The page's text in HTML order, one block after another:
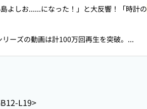
よしお......になった！」と大反響！「時計の
リーズの動画は計100万回再生を突破。...
L19>